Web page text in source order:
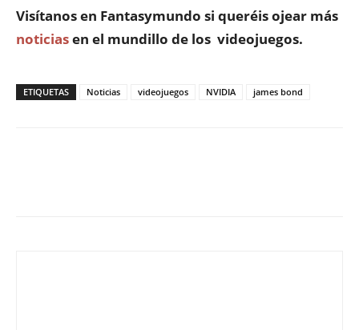
Visítanos en Fantasymundo si queréis ojear más
noticiasen el mundillo de los videojuegos.
ETIQUETAS Noticias videojuegos NVIDIA james bond